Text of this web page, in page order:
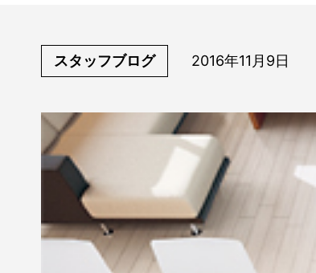
スタッフブログ 2016年11月9日